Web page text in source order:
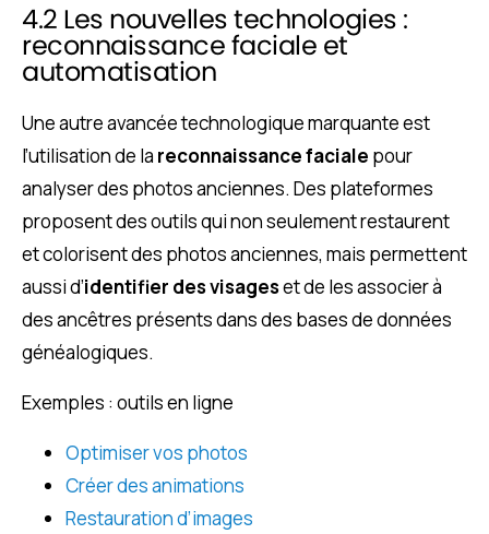
4.2 Les nouvelles technologies :
reconnaissance faciale et
automatisation
Une autre avancée technologique marquante est
l’utilisation de la reconnaissance faciale pour
analyser des photos anciennes. Des plateformes
proposent des outils qui non seulement restaurent
et colorisent des photos anciennes, mais permettent
aussi d’identifier des visageset de les associer à
des ancêtres présents dans des bases de données
généalogiques.
Exemples : outils en ligne
Optimiser vos photos
Créer des animations
Restauration d’images